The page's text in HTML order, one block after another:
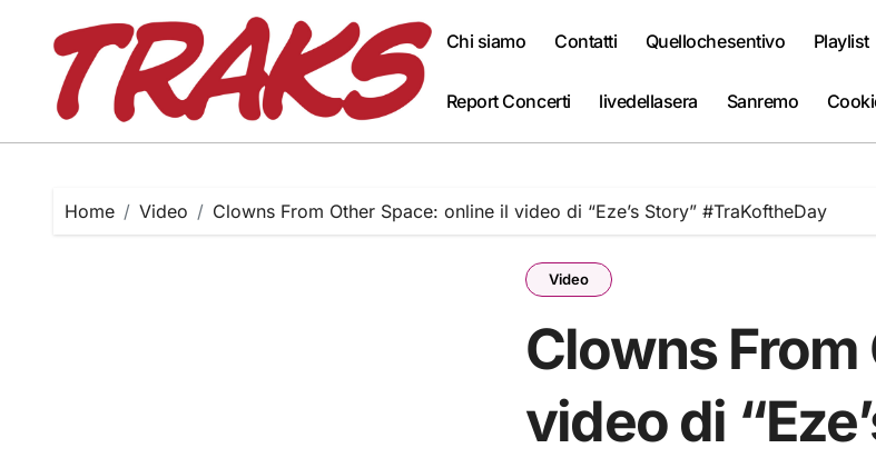
content
Chi siamo Contatti Quellochesentivo Playlist
Report Concerti livedellasera Sanremo
Home Video Clowns From Other Space: online il video di “Eze’s Story” #TraKoftheDay
Video
Clowns
video di